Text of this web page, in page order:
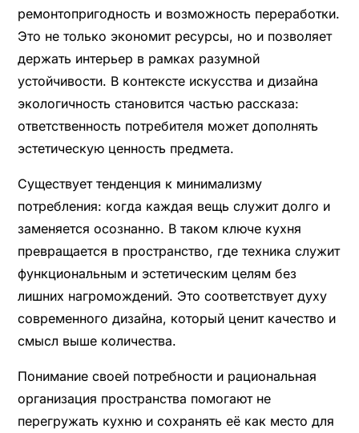
ремонтопригодность и возможность переработки.
Это не только экономит ресурсы, но и позволяет
держать интерьер в рамках разумной
устойчивости. В контексте искусства и дизайна
экологичность становится частью рассказа:
ответственность потребителя может дополнять
эстетическую ценность предмета.
Существует тенденция к минимализму
потребления: когда каждая вещь служит долго и
заменяется осознанно. В таком ключе кухня
превращается в пространство, где техника служит
функциональным и эстетическим целям без
лишних нагромождений. Это соответствует духу
современного дизайна, который ценит качество и
смысл выше количества.
Понимание своей потребности и рациональная
организация пространства помогают не
перегружать кухню и сохранять её как место для